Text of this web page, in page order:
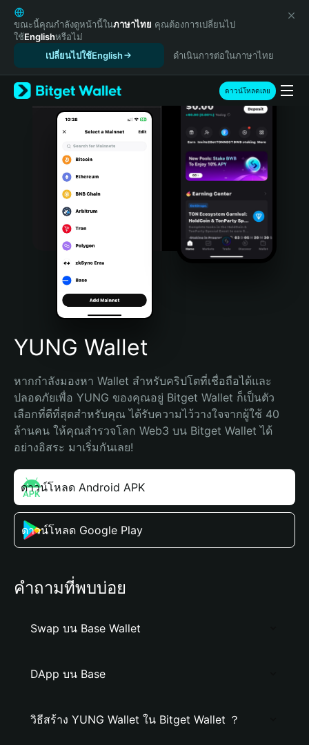
English
日本語
Tiếng Việt
Español (Latinoamérica)
Türkçe
Italiano
Português (Portugal)
Bahasa Indonesia
Português (Brasil)
Español (Argentina)
ขณะนี้คุณกำลังดูหน้านี้ในภาษาไทย คุณต้องการเปลี่ยนไป
ใช้Englishหรือไม่
เปลี่ยนไปใช้English
ดำเนินการต่อในภาษาไทย
ดาวน์โหลดเลย
YUNG Wallet
หากกำลังมองหา Wallet สำหรับคริปโตที่เชื่อถือได้และ
ปลอดภัยเพื่อ YUNG ของคุณอยู่ Bitget Wallet ก็เป็นตัว
เลือกที่ดีที่สุดสำหรับคุณ ได้รับความไว้วางใจจากผู้ใช้ 40
ล้านคน ให้คุณสำรวจโลก Web3 บน Bitget Wallet ได้
อย่างอิสระ มาเริ่มกันเลย!
ดาวน์โหลด Android APK
ดาวน์โหลด Google Play
คำถามที่พบบ่อย
Swap บน Base Wallet
DApp บน Base
วิธีสร้าง YUNG Wallet ใน Bitget Wallet ？